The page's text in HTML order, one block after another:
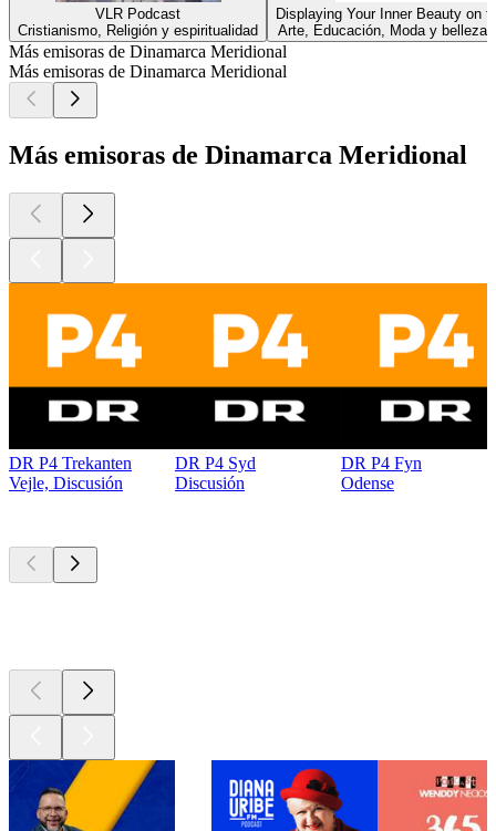
VLR Podcast
Cristianismo, Religión y espiritualidad
Displaying Your Inner Beauty on
Arte, Educación, Moda y belleza,
Más emisoras de Dinamarca Meridional
Más emisoras de Dinamarca Meridional
Más emisoras de Dinamarca Meridional
DR P4 Trekanten
Vejle, Discusión
DR P4 Syd
Discusión
DR P4 Fyn
Odense